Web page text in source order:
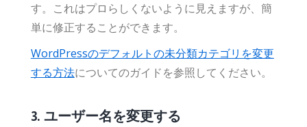
す。これはプロらしくないように見えますが、簡
単に修正することができます。
WordPressのデフォルトの未分類カテゴリを変更
する方法についてのガイドを参照してください。
3. ユーザー名を変更する